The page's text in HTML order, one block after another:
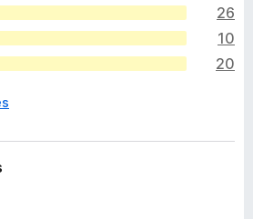
26
10
20